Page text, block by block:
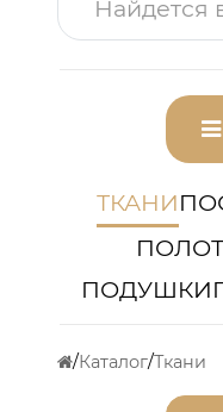
ТКАНИ
ПОДУШКИ
Каталог Ткани